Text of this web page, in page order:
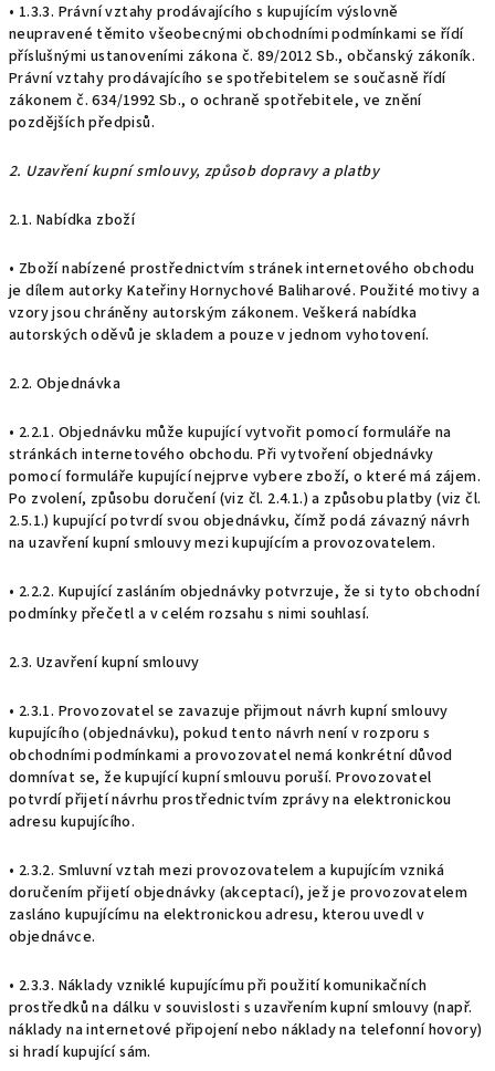
• 1.3.3. Právní vztahy prodávajícího s kupujícím výslovně
neupravené těmito všeobecnými obchodními podmínkami se řídí
příslušnými ustanoveními zákona č. 89/2012 Sb., občanský zákoník.
Právní vztahy prodávajícího se spotřebitelem se současně řídí
zákonem č. 634/1992 Sb., o ochraně spotřebitele, ve znění
pozdějších předpisů.
2. Uzavření kupní smlouvy, způsob dopravy a platby
2.1. Nabídka zboží
• Zboží nabízené prostřednictvím stránek internetového obchodu
je dílem autorky Kateřiny Hornychové Baliharové. Použité motivy a
vzory jsou chráněny autorským zákonem. Veškerá nabídka
autorských oděvů je skladem a pouze v jednom vyhotovení.
2.2. Objednávka
• 2.2.1. Objednávku může kupující vytvořit pomocí formuláře na
stránkách internetového obchodu. Při vytvoření objednávky
pomocí formuláře kupující nejprve vybere zboží, o které má zájem.
Po zvolení, způsobu doručení (viz čl. 2.4.1.) a způsobu platby (viz čl.
2.5.1.) kupující potvrdí svou objednávku, čímž podá závazný návrh
na uzavření kupní smlouvy mezi kupujícím a provozovatelem.
• 2.2.2. Kupující zasláním objednávky potvrzuje, že si tyto obchodní
podmínky přečetl a v celém rozsahu s nimi souhlasí.
2.3. Uzavření kupní smlouvy
• 2.3.1. Provozovatel se zavazuje přijmout návrh kupní smlouvy
kupujícího (objednávku), pokud tento návrh není v rozporu s
obchodními podmínkami a provozovatel nemá konkrétní důvod
domnívat se, že kupující kupní smlouvu poruší. Provozovatel
potvrdí přijetí návrhu prostřednictvím zprávy na elektronickou
adresu kupujícího.
• 2.3.2. Smluvní vztah mezi provozovatelem a kupujícím vzniká
doručením přijetí objednávky (akceptací), jež je provozovatelem
zasláno kupujícímu na elektronickou adresu, kterou uvedl v
objednávce.
• 2.3.3. Náklady vzniklé kupujícímu při použití komunikačních
prostředků na dálku v souvislosti s uzavřením kupní smlouvy (např.
náklady na internetové připojení nebo náklady na telefonní hovory)
si hradí kupující sám.